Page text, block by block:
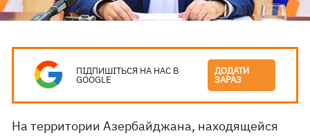
ПІДПИШІТЬСЯ НА НАС В
GOOGLE
ДОДАТИ
ЗАРАЗ
На территории Азербайджана, находящейся